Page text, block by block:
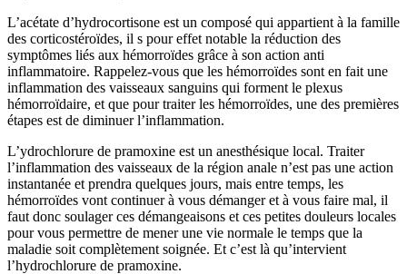
L’acétate d’hydrocortisone est un composé qui appartient à la famille
des corticostéroïdes, il s pour effet notable la réduction des
symptômes liés aux hémorroïdes grâce à son action anti
inflammatoire. Rappelez-vous que les hémorroïdes sont en fait une
inflammation des vaisseaux sanguins qui forment le plexus
hémorroïdaire, et que pour traiter les hémorroïdes, une des premières
étapes est de diminuer l’inflammation.
L’ydrochlorure de pramoxine est un anesthésique local. Traiter
l’inflammation des vaisseaux de la région anale n’est pas une action
instantanée et prendra quelques jours, mais entre temps, les
hémorroïdes vont continuer à vous démanger et à vous faire mal, il
faut donc soulager ces démangeaisons et ces petites douleurs locales
pour vous permettre de mener une vie normale le temps que la
maladie soit complètement soignée. Et c’est là qu’intervient
l’hydrochlorure de pramoxine.